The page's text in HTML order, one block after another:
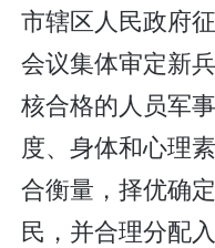
市辖区人民政府
会议集体审定新
核合格的人员军
度、身体和心理
合衡量，择优确
民，并合理分配